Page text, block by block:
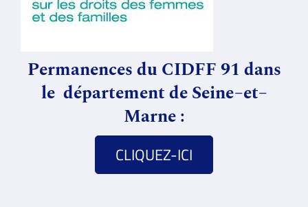
PermanencesduCIDFF 91 dans
le département deSeine–et–
Marne:
CLIQUEZ-ICI